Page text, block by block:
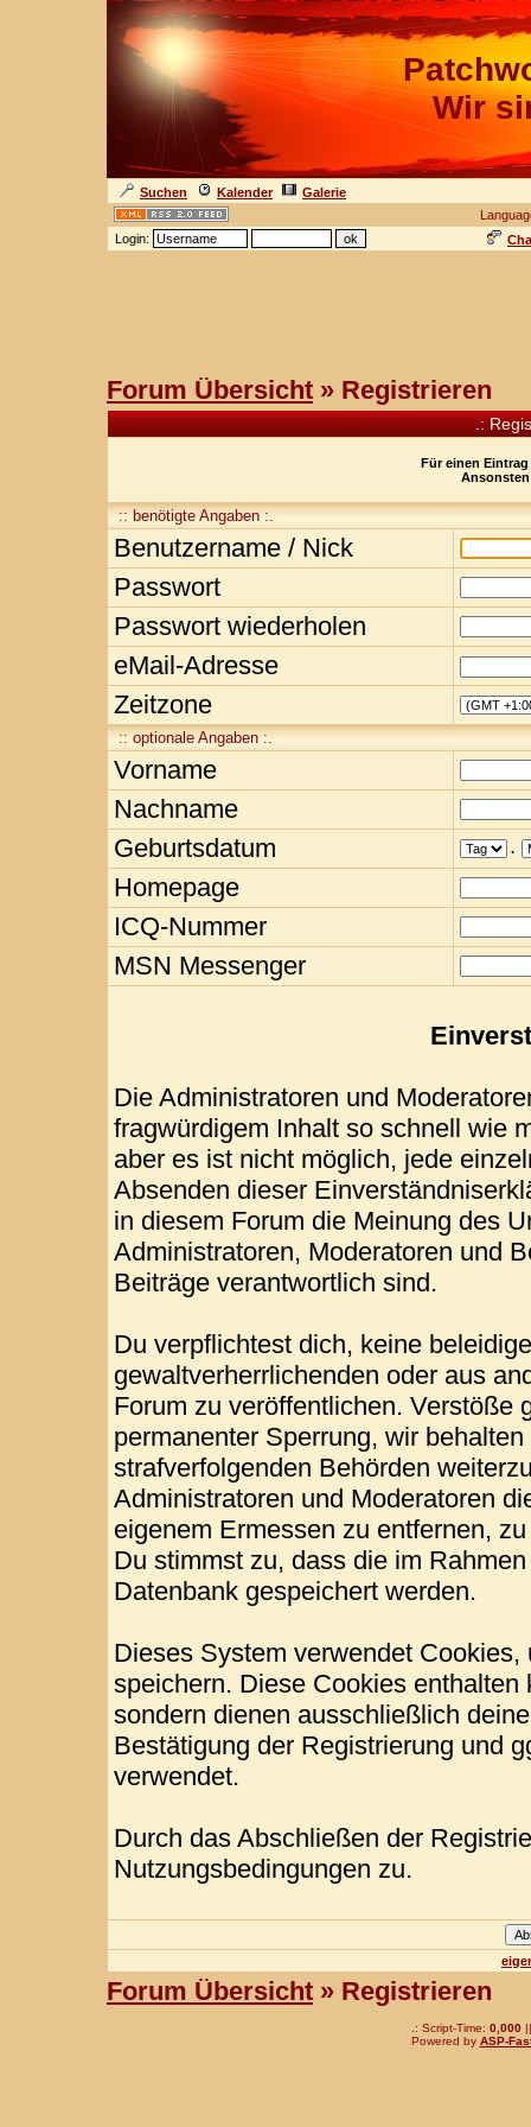
Wir
Suchen Kalender
Galerie
Login:
Forum Übersicht » Registrieren
.:
Für einen
:: benötigte Angaben :.
Benutzername / Nick
Passwort
Passwort wiederholen
eMail-Adresse
Zeitzone
:: optionale Angaben :.
Vorname
Nachname
Geburtsdatum
.
Homepage
ICQ-Nummer
MSN Messenger
Die Administratoren und
fragwürdigem Inhalt so schnell wie
aber es ist nicht möglich, jede
Absenden dieser
in diesem Forum die Meinung des
Administratoren, Moderatoren und
Beiträge verantwortlich sind.
Du verpflichtest dich, keine
gewaltverherrlichenden oder aus
Forum zu veröffentlichen. Verstöße
permanenter Sperrung, wir
strafverfolgenden Behörden
Administratoren und Moderatoren
eigenem Ermessen zu entfernen,
Du stimmst zu, dass die im
Datenbank gespeichert werden.
Dieses System verwendet
speichern. Diese Cookies
sondern dienen ausschließlich
Bestätigung der Registrierung und
verwendet.
Durch das Abschließen der
Nutzungsbedingungen zu.
Forum Übersicht » Registrieren
.: Script-Time: 0,000||
Powered by ASP-